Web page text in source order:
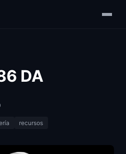
DA
recursos